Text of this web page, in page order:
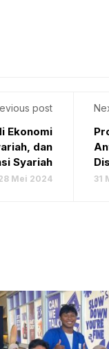
post
Ekonomi
dan
Syariah
Mei 2024 31